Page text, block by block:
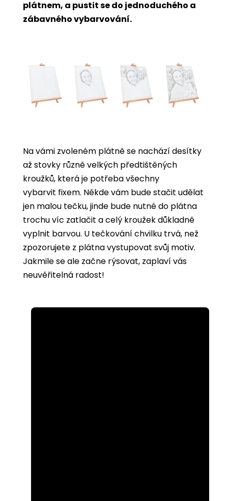
plátnem, a pustit se do jednoduchého a
zábavného vybarvování.
Na vámi zvoleném plátně se nachází desítky
až stovky různě velkých předtištěných
kroužků, která je potřeba všechny
vybarvit fixem. Někde vám bude stačit udělat
jen malou tečku, jinde bude nutné do plátna
trochu víc zatlačit a celý kroužek důkladně
vyplnit barvou. U tečkování chvilku trvá, než
zpozorujete z plátna vystupovat svůj motiv.
Jakmile se ale začne rýsovat, zaplaví vás
neuvěřitelná radost!